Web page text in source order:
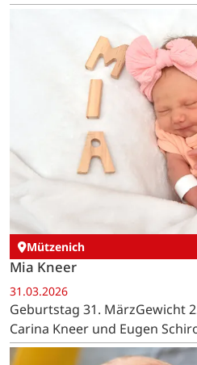
Mützenich
Mia Kneer
31.03.2026
Geburtstag 31. MärzGewicht
Carina Kneer und Eugen